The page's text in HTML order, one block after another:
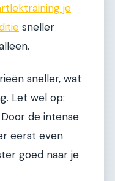
je
sneller
sneller, wat
Let wel op:
de intense
eerst even
goed naar je